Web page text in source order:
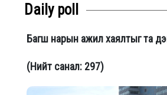
Daily poll
Багш нарын ажил хаялтыг та
(Нийт санал: 297)